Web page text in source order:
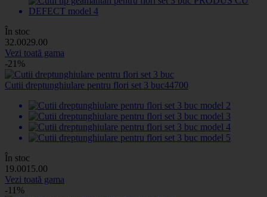
În stoc
32.0029.00
Vezi toată gama
-21%
Cutii dreptunghiulare pentru flori set 3 buc44700
În stoc
19.0015.00
Vezi toată gama
-11%